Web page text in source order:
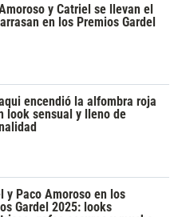
y Catriel se llevan el
en los Premios Gardel
encendió la alfombra roja
look sensual y lleno de
y Paco Amoroso en los
Gardel 2025: looks